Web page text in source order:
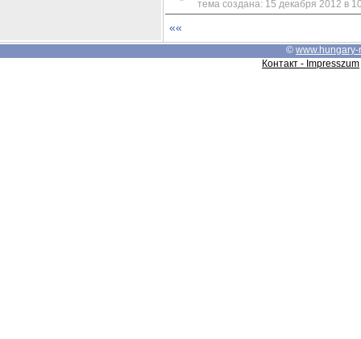
тема создана: 15 декабря 2012 в
««
© www.hungary-
Контакт - Impresszum